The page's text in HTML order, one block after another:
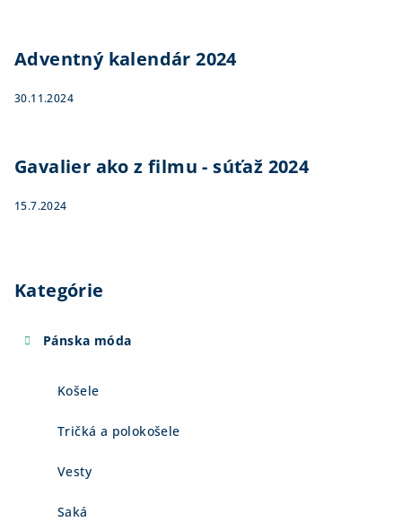
Adventný kalendár 2024
30.11.2024
Gavalier ako z filmu - súťaž 2024
15.7.2024
Kategórie
Pánska móda
Košele
Tričká a polokošele
Vesty
Saká